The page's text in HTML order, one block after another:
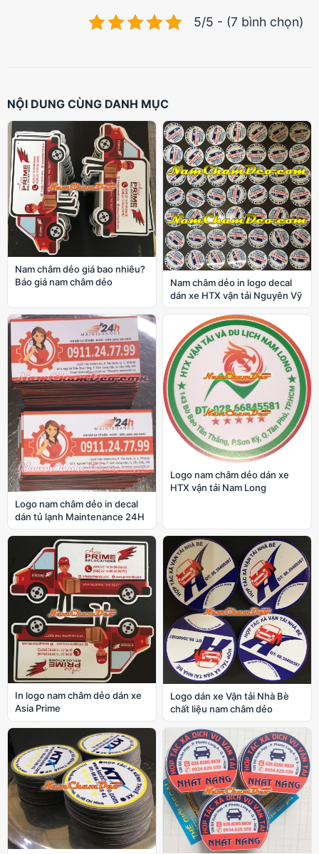
5/5 - (7 bình chọn)
NỘI DUNG CÙNG DANH MỤC
Nam châm dẻo giá bao nhiêu?
Báo giá nam châm dẻo
Nam châm dẻo in logo decal
dán xe HTX vận tải Nguyên Vỹ
Logo nam châm dẻo in decal
dán tủ lạnh Maintenance 24H
Logo nam châm dẻo dán xe
HTX vận tải Nam Long
In logo nam châm dẻo dán xe
Asia Prime
Logo dán xe Vận tải Nhà Bè
chất liệu nam châm dẻo